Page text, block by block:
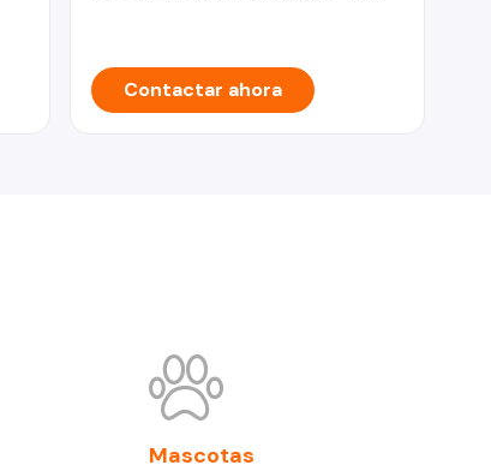
Contactar ahora
Mascotas